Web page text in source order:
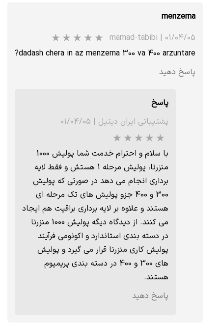
★★★★★
★
menzerna
mamad-tabibi | ۰۱/۰۴/۰۵
dadash chera in az menzerna 300 va 400 arzuntare?
پاسخ دهید
پاسخ
پشتیبانی ایران دیتیل | ۰۱/۰۴/۰۵
با سلام و احترام خدمت شما پولیش 1000
منزرنا، پولیش مرحله 1 هستش و فقط لایه
برداری انجام می دهد در صورتی که پولیش
300 و 400 جزو پولیش های تک مرحله ای
هستند و علاوه بر لایه برداری براقیت هم ایجاد
می کنند. از دیدگاه دیگه پولیش 1000 منزرنا
در دسته بندی استاندارد و اکونومی فرآیند
پولیش کاری منزرنا قرار می گیرد و پولیش
های 300 و 400 در دسته بندی پریمیوم
هستند.
پاسخ دهید